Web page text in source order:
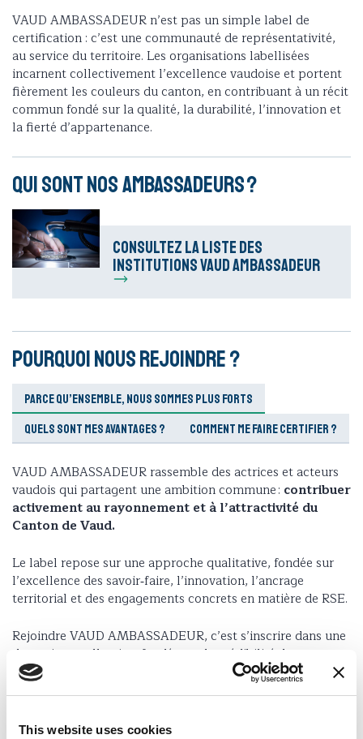
This website uses cookies
VAUD AMBASSADEUR n’est pas un simple label de
certification : c’est une communauté de représentativité,
au service du territoire. Les organisations labellisées
incarnent collectivement l’excellence vaudoise et portent
fièrement les couleurs du canton, en contribuant à un récit
commun fondé sur la qualité, la durabilité, l’innovation et
la fierté d’appartenance.
Qui sont nos ambassadeurs ?
Consultez la liste des
institutions VAUD AMBASSADEUR
Pourquoi nous rejoindre ?
Parce qu’ensemble, nous sommes plus forts
Quels sont mes avantages ?
Comment me faire certifier ?
VAUD AMBASSADEUR rassemble des actrices et acteurs
vaudois qui partagent une ambition commune : contribuer
activement au rayonnement et à l’attractivité du
Canton de Vaud.
Le label repose sur une approche qualitative, fondée sur
l’excellence des savoir‑faire, l’innovation, l’ancrage
territorial et des engagements concrets en matière de RSE.
Rejoindre VAUD AMBASSADEUR, c’est s’inscrire dans une
dynamique collective, fondée sur la crédibilité, la
cohérence et la volonté de faire rayonner le canton, au
niveau régional, suisse et à l’international.